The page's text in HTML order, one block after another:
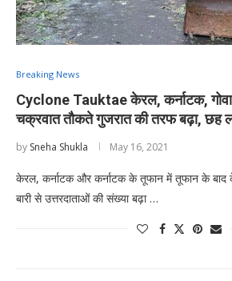
Breaking News
Cyclone Tauktae केरल, कर्नाटक, गोवा
चक्रवात तौकते गुजरात की तरफ बढ़ा, छह
by Sneha Shukla May 16, 2021
केरल, कर्नाटक और कर्नाटक के तूफान में तूफान के बाद के
बारी से उत्तरदाताओं की संख्या बढ़ा …